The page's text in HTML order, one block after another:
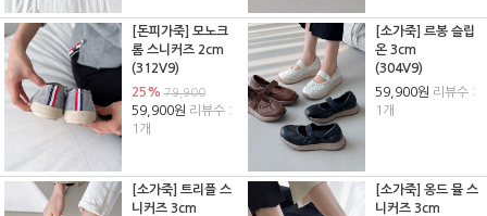
[돈피가죽] 모노크
롬 스니커즈 2cm
(312V9)
25%79,900
59,900원 리뷰수 :
1개
[소가죽] 르봉 슬립
온 3cm
(304V9)
59,900원 리뷰수 :
1개
[소가죽] 트리플 스
니커즈 3cm
[소가죽] 옹드 뮬 스
니커즈 3cm